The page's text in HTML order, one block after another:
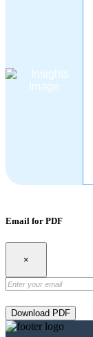
Email for PDF
×
Download PDF